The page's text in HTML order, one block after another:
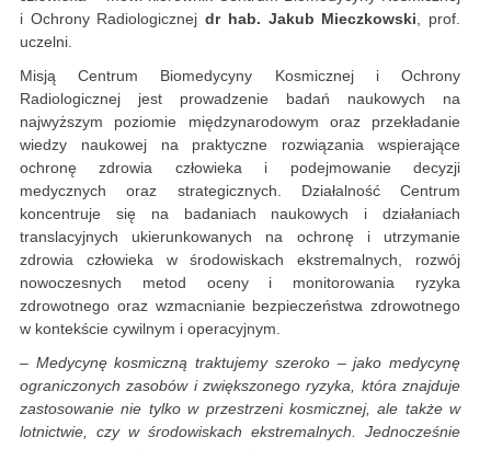
i Ochrony Radiologicznejdr hab. Jakub Mieczkowski , prof.
uczelni.
Misją Centrum Biomedycyny Kosmicznej i Ochrony
Radiologicznej jest prowadzenie badań naukowych na
najwyższym poziomie międzynarodowym oraz przekładanie
wiedzy naukowej na praktyczne rozwiązania wspierające
ochronę zdrowia człowieka i podejmowanie decyzji
medycznych oraz strategicznych. Działalność Centrum
koncentruje się na badaniach naukowych i działaniach
translacyjnych ukierunkowanych na ochronę i utrzymanie
zdrowia człowieka w środowiskach ekstremalnych, rozwój
nowoczesnych metod oceny i monitorowania ryzyka
zdrowotnego oraz wzmacnianie bezpieczeństwa zdrowotnego
w kontekście cywilnym i operacyjnym.
– Medycynę kosmiczną traktujemy szeroko – jako medycynę
ograniczonych zasobów i zwiększonego ryzyka, która znajduje
zastosowanie nie tylko w przestrzeni kosmicznej, ale także w
lotnictwie, czy w środowiskach ekstremalnych. Jednocześnie